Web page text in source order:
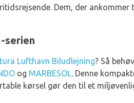
Dem, der ankommer
serien
Lufthavn Biludlejning? Så
og MARBESOL. Denne
kørsel gør den til et